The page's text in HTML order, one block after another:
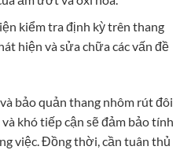
kiểm tra định kỳ trên thang
hiện và sửa chữa các vấn đề
bảo quản thang nhôm rút đôi
khó tiếp cận sẽ đảm bảo tính
việc. Đồng thời, cần tuân thủ